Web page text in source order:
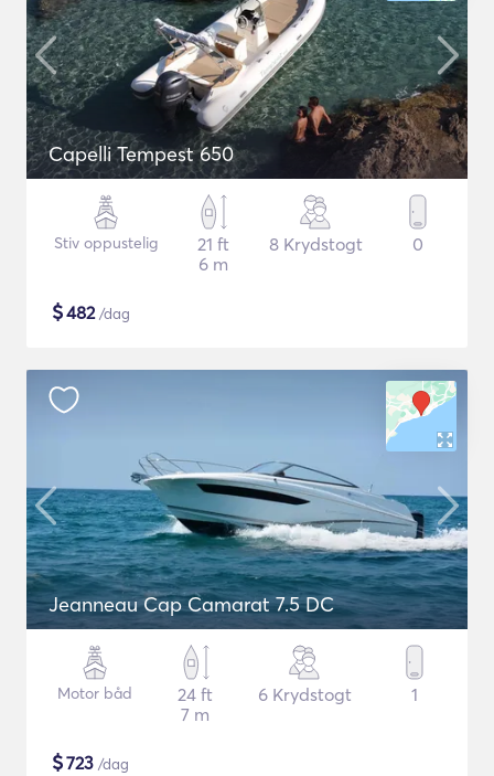
Capelli Tempest 650
Stiv oppustelig
21 ft
6 m
8 Krydstogt 0
$482/dag
Jeanneau Cap Camarat 7.5 DC
Motor båd
24 ft
7 m
6 Krydstogt 1
$723 /dag